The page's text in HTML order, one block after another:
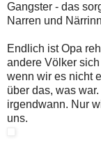
Gangster - das
Narren und
Endlich ist Opa
andere Völker
wenn wir es nicht
über das, was
irgendwann. Nur
uns.